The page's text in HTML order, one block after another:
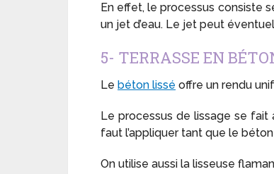
En effet, le processus consiste
un jet d’eau. Le jet peut
5- TERRASSE EN
Le béton lissé offre un rendu
Le processus de lissage se fait à
faut l’appliquer tant que le
On utilise aussi la lisseuse